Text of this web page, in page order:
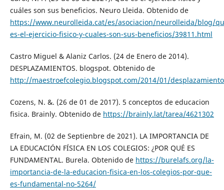
cuáles son sus beneficios. Neuro Lleida. Obtenido de
https://www.neurolleida.cat/es/asociacion/neurolleida/blog/
es-el-ejercicio-fisico-y-cuales-son-sus-beneficios/39811.html
Castro Miguel & Alaniz Carlos. (24 de Enero de 2014).
DESPLAZAMIENTOS. blogspot. Obtenido de
http://maestroefcolegio.blogspot.com/2014/01/
Cozens, N. &. (26 de 01 de 2017). 5 conceptos de educacion
fisica. Brainly. Obtenido de https://brainly.lat/tarea/4621302
Efrain, M. (02 de Septienbre de 2021). LA IMPORTANCIA DE
LA EDUCACIÓN FÍSICA EN LOS COLEGIOS: ¿POR QUÉ ES
FUNDAMENTAL. Burela. Obtenido de https://burelafs.org/la-
importancia-de-la-educacion-fisica-en-los-colegios-por-que-
es-fundamental-no-5264/